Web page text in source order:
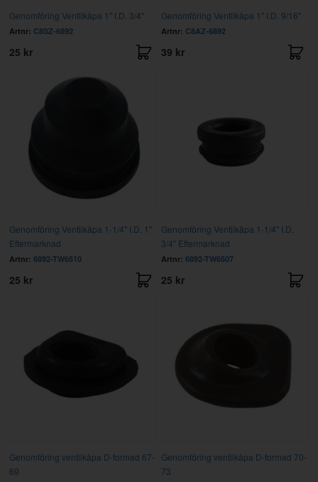
Genomföring Ventilkåpa 1" I.D. 3/4"
Artnr: C8SZ-6892
25 kr
Genomföring Ventilkåpa 1" I.D. 9/16"
Artnr: C8AZ-6892
39 kr
Genomföring Ventilkåpa 1-1/4" I.D. 1"
Eftermarknad
Artnr: 6892-TW6510
25 kr
Genomföring Ventilkåpa 1-1/4" I.D.
3/4" Eftermarknad
Artnr: 6892-TW6507
25 kr
Genomföring ventilkåpa D-formad 67-
69
Genomföring ventilkåpa D-formad 70-
73